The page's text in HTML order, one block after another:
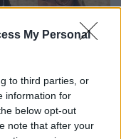
My Personal
to third parties, or
information for
below opt-out
note that after your